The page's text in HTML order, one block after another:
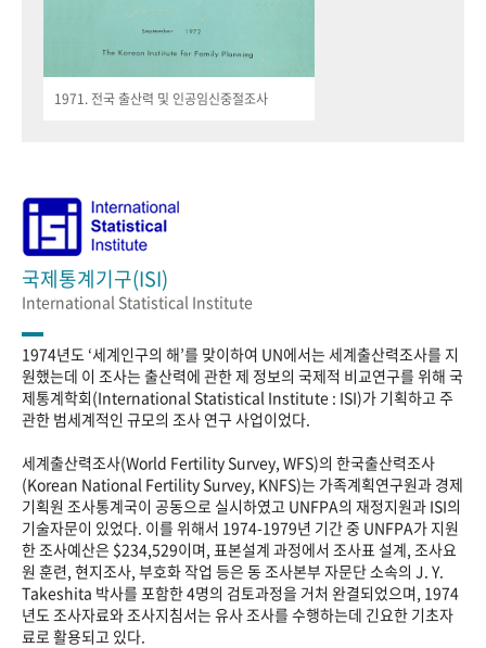
1971. 전국 출산력 및 인공임신중절조사
국제통계기구(ISI)
International Statistical Institute
1974년도 ‘세계인구의 해’를 맞이하여 UN에서는 세계출산력조사를 지
원했는데 이 조사는 출산력에 관한 제 정보의 국제적 비교연구를 위해 국
제통계학회(International Statistical Institute : ISI)가 기획하고 주
관한 범세계적인 규모의 조사 연구 사업이었다.
세계출산력조사(World Fertility Survey, WFS)의 한국출산력조사
(Korean National Fertility Survey, KNFS)는 가족계획연구원과 경제
기획원 조사통계국이 공동으로 실시하였고 UNFPA의 재정지원과 ISI의
기술자문이 있었다. 이를 위해서 1974-1979년 기간 중 UNFPA가 지원
한 조사예산은 $234,529이며, 표본설계 과정에서 조사표 설계, 조사요
원 훈련, 현지조사, 부호화 작업 등은 동 조사본부 자문단 소속의 J. Y.
Takeshita 박사를 포함한 4명의 검토과정을 거처 완결되었으며, 1974
년도 조사자료와 조사지침서는 유사 조사를 수행하는데 긴요한 기초자
료로 활용되고 있다.